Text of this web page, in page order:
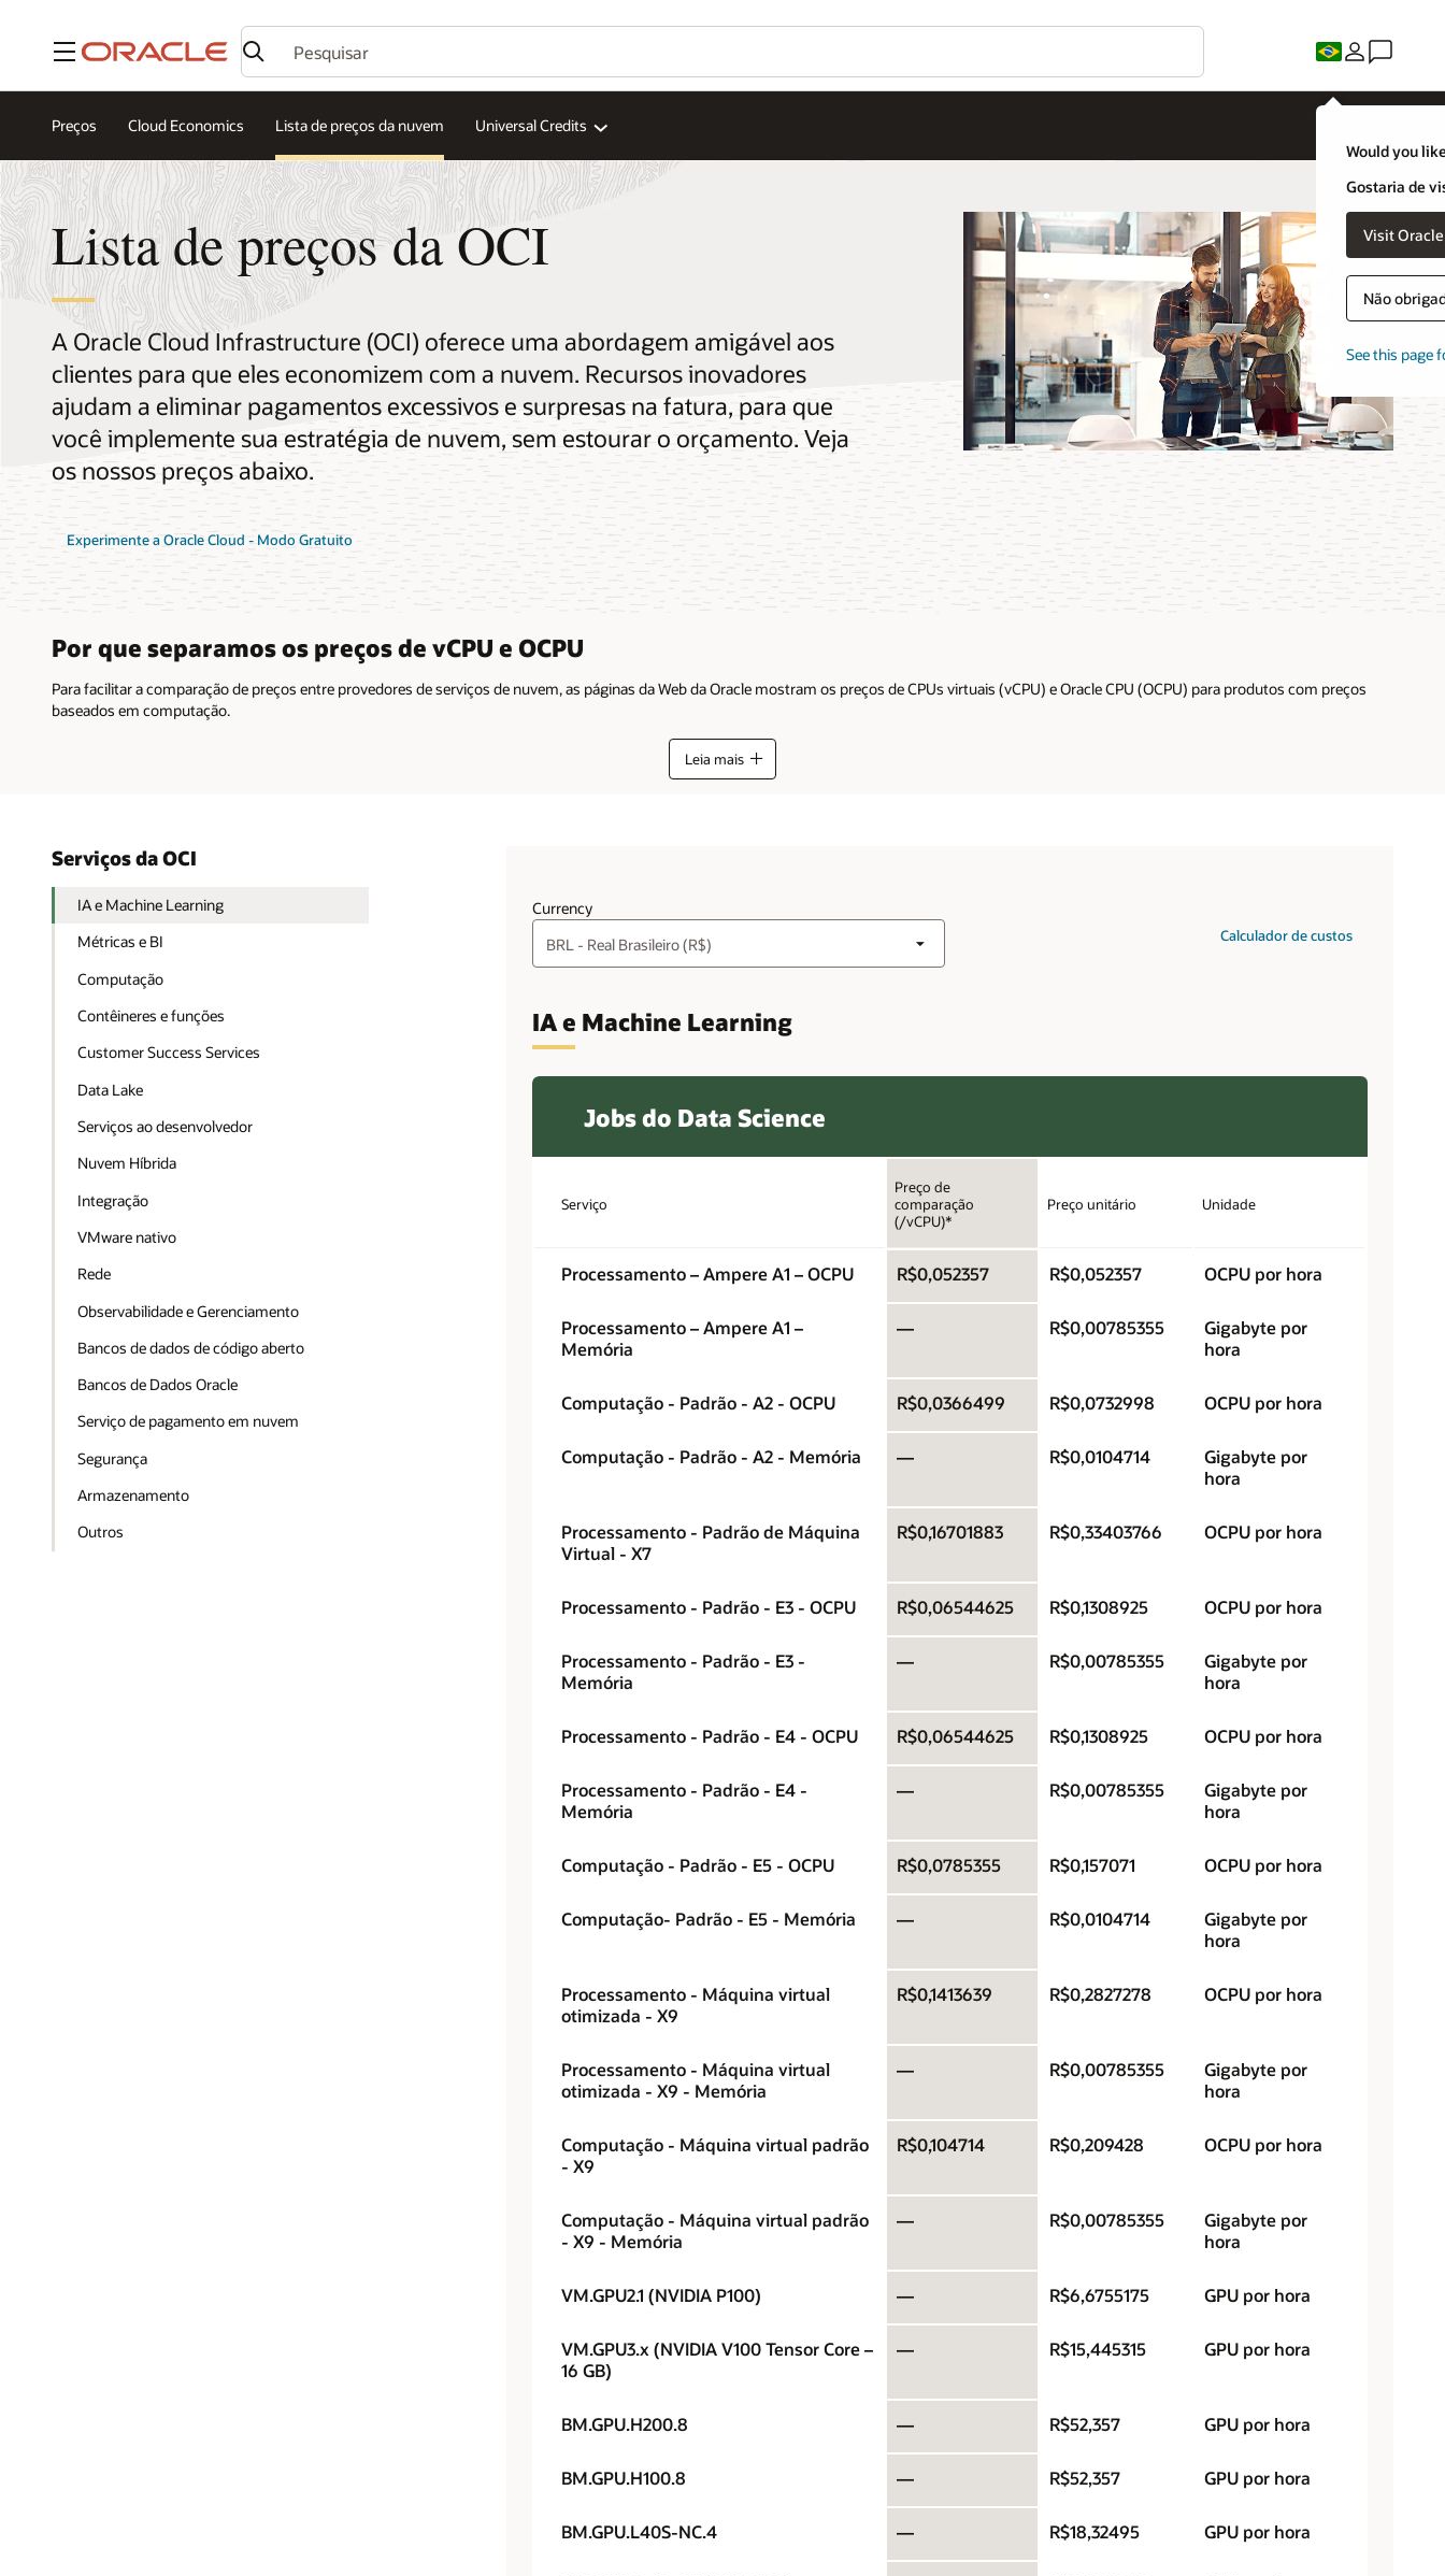
Menu
Would you
Gostaria de
Visit
Não
See this page
Preços Cloud Economics Lista de preços da nuvem Universal Credits
Lista de preços da OCI
A Oracle Cloud Infrastructure (OCI) oferece uma abordagem amigável aos
clientes para que eles economizem com a nuvem. Recursos inovadores
ajudam a eliminar pagamentos excessivos e surpresas na fatura, para que
você implemente sua estratégia de nuvem, sem estourar o orçamento. Veja
os nossos preços abaixo.
Experimente a Oracle Cloud - Modo Gratuito
Por que separamos os preços de vCPU e OCPU
Para facilitar a comparação de preços entre provedores de serviços de nuvem, as páginas da Web da Oracle mostram os preços de CPUs virtuais (vCPU) e Oracle CPU (OCPU) para produtos com preços
baseados em computação.
Leia mais
Serviços da OCI
IA e Machine Learning
Métricas e BI
Computação
Contêineres e funções
Customer Success Services
Data Lake
Serviços ao desenvolvedor
Nuvem Híbrida
Integração
VMware nativo
Rede
Observabilidade e Gerenciamento
Bancos de dados de código aberto
Bancos de Dados Oracle
Serviço de pagamento em nuvem
Segurança
Armazenamento
Outros
Currency
Calculador de custos
IA e Machine Learning
Jobs do Data Science
Serviço
Preço de
comparação
(/vCPU)*
Preço unitário Unidade
Processamento – Ampere A1 – OCPU R$0,052357 R$0,052357 OCPU por hora
Processamento – Ampere A1 –
Memória
— R$0,00785355
Gigabyte por
hora
Computação - Padrão - A2 - OCPU R$0,0366499 R$0,0732998 OCPU por hora
Computação - Padrão - A2 - Memória — R$0,0104714
Gigabyte por
hora
Processamento - Padrão de Máquina
Virtual - X7
R$0,16701883 R$0,33403766 OCPU por hora
Processamento - Padrão - E3 - OCPU R$0,06544625 R$0,1308925 OCPU por hora
Processamento - Padrão - E3 -
Memória
— R$0,00785355
Gigabyte por
hora
Processamento - Padrão - E4 - OCPU R$0,06544625 R$0,1308925 OCPU por hora
Processamento - Padrão - E4 -
Memória
— R$0,00785355
Gigabyte por
hora
Computação - Padrão - E5 - OCPU R$0,0785355 R$0,157071 OCPU por hora
Computação- Padrão - E5 - Memória — R$0,0104714
Gigabyte por
hora
Processamento - Máquina virtual
otimizada - X9
R$0,1413639 R$0,2827278 OCPU por hora
Processamento - Máquina virtual
otimizada - X9 - Memória
— R$0,00785355
Gigabyte por
hora
Computação - Máquina virtual padrão
- X9
R$0,104714 R$0,209428 OCPU por hora
Computação - Máquina virtual padrão
- X9 - Memória
— R$0,00785355
Gigabyte por
hora
VM.GPU2.1 (NVIDIA P100) — R$6,6755175 GPU por hora
VM.GPU3.x (NVIDIA V100 Tensor Core –
16 GB)
— R$15,445315 GPU por hora
BM.GPU.H200.8 — R$52,357 GPU por hora
BM.GPU.H100.8 — R$52,357 GPU por hora
BM.GPU.L40S-NC.4 — R$18,32495 GPU por hora